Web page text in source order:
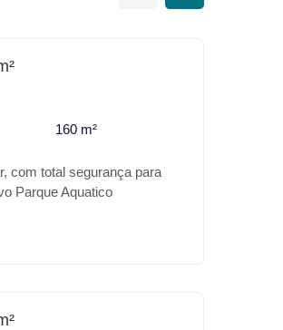
160 m²
com total segurança para
Parque Aquatico
4 quartos, terraço e